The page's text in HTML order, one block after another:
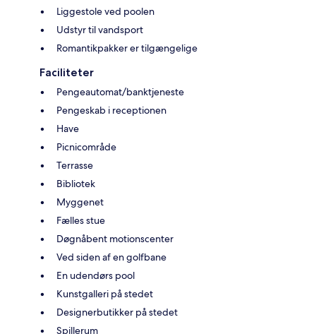
Liggestole ved poolen
Udstyr til vandsport
Romantikpakker er tilgængelige
Faciliteter
Pengeautomat/banktjeneste
Pengeskab i receptionen
Have
Picnicområde
Terrasse
Bibliotek
Myggenet
Fælles stue
Døgnåbent motionscenter
Ved siden af en golfbane
En udendørs pool
Kunstgalleri på stedet
Designerbutikker på stedet
Spillerum